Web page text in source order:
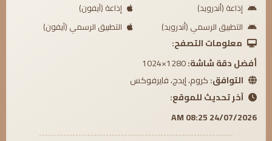
إذاعة (أندرويد)
إذاعة (آيفون)
التطبيق الرسمي (أندرويد)
التطبيق الرسمي (آيفون)
معلومات التصفح:
أفضل دقة شاشة:
التوافق:كروم، إيدج، فايرفوكس
آخر تحديث للموقع:
24/07/2026 08:25 AM